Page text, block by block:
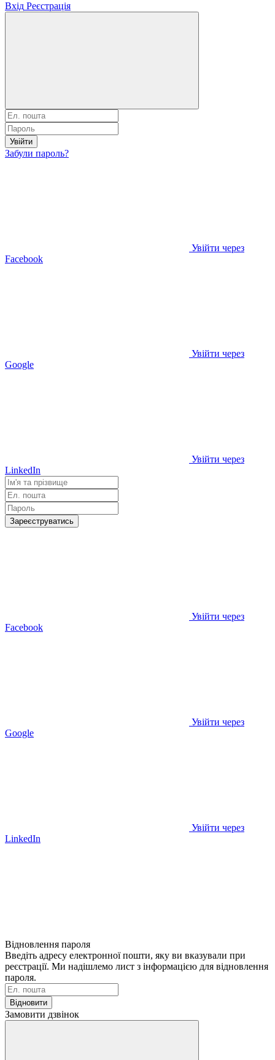
Вхід Реєстрація
Увійти
Забули пароль?
Увійти через
Facebook
Увійти через
Google
Увійти через
LinkedIn
Зареєструватись
Увійти через
Facebook
Увійти через
Google
Увійти через
LinkedIn
Відновлення пароля
Введіть адресу електронної пошти, яку ви вказували при
реєстрації. Ми надішлемо лист з інформацією для відновлення
пароля.
Відновити
Замовити дзвінок